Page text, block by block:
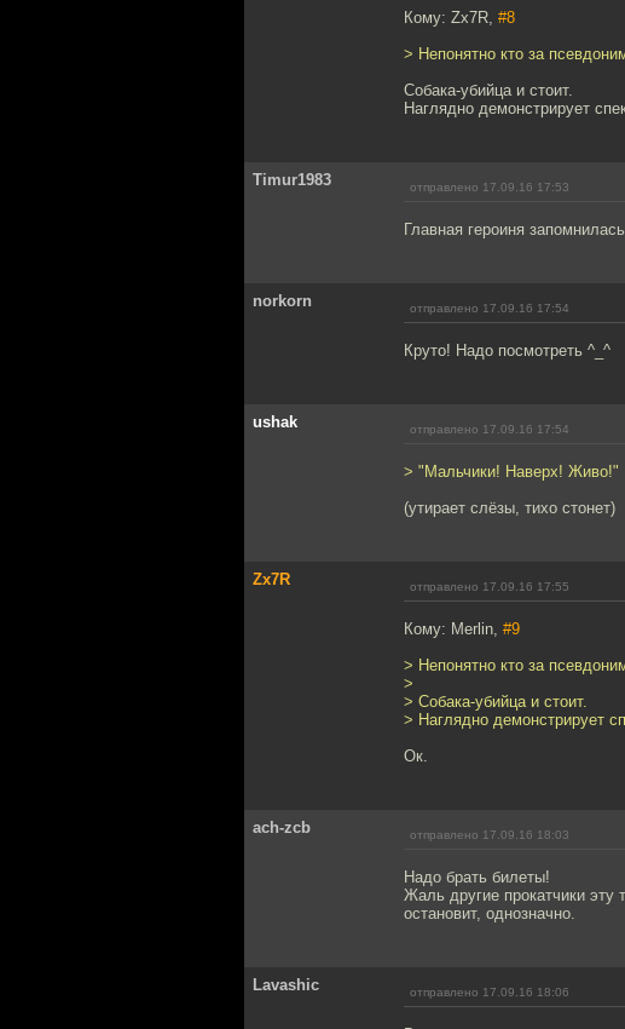
Кому: Zx7R, #8
> Непонятно кто за
Собака-убийца и стоит.
Наглядно демонстрирует
Timur1983 отправлено 17.09.16 17:53
Главная героиня
norkorn отправлено 17.09.16 17:54
Круто! Надо посмотреть ^_^
ushak отправлено 17.09.16 17:54
> "Мальчики! Наверх! Живо!"
(утирает слёзы, тихо стонет)
Zx7R отправлено 17.09.16 17:55
Кому: Merlin, #9
> Непонятно кто за
>
> Собака-убийца и стоит.
> Наглядно демонстрирует
Ок.
ach-zcb отправлено 17.09.16 18:03
Надо брать билеты!
Жаль другие прокатчики эту
остановит, однозначно.
Lavashic отправлено 17.09.16 18:06